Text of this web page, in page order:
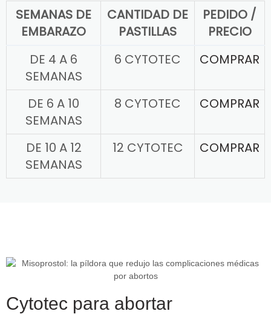
SEMANAS DE
EMBARAZO
CANTIDAD DE
PASTILLAS
PEDIDO /
PRECIO
DE 4 A 6
SEMANAS
6 CYTOTEC COMPRAR
DE 6 A 10
SEMANAS
8 CYTOTEC COMPRAR
DE 10 A 12
SEMANAS
12 CYTOTEC COMPRAR
Cytotec para abortar